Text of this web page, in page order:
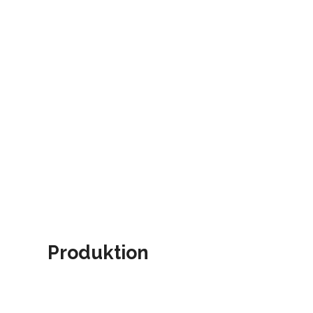
Produktion